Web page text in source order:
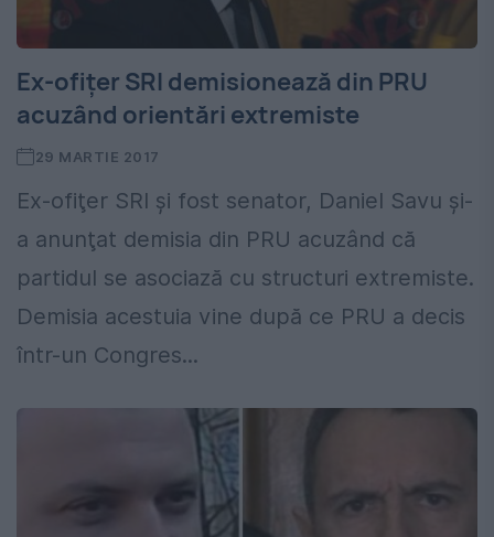
Ex-ofiţer SRI demisionează din PRU
acuzând orientări extremiste
29 MARTIE 2017
Ex-ofiţer SRI şi fost senator, Daniel Savu şi-
a anunţat demisia din PRU acuzând că
partidul se asociază cu structuri extremiste.
Demisia acestuia vine după ce PRU a decis
într-un Congres...